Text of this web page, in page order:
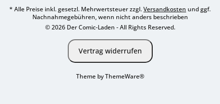
* Alle Preise inkl. gesetzl. Mehrwertsteuer zzgl.Versandkosten und ggf.
Nachnahmegebühren, wenn nicht anders beschrieben
© 2026 Der Comic-Laden - All Rights Reserved.
Vertrag widerrufen
Theme byThemeWare®